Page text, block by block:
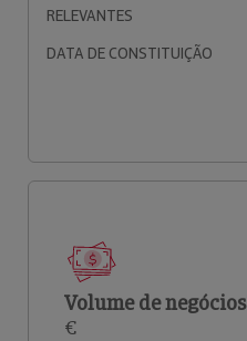
RELEVANTES
DATA DE CONSTITUIÇÃO
Volume de negócios
€